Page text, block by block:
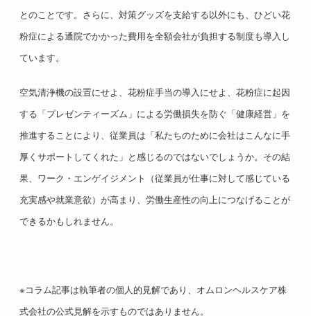
とのことです。さらに、対策グッズを支給する以外にも、ひどい花
粉症による通院でかかった費用を全額会社が負担する制度も導入し
ています。
空気清浄機の設置にせよ、花粉症手当の導入にせよ、花粉症に起因
する「プレゼンティーズム」による労働損失を防ぐ「健康経営」を
推進することにより、従業員は「私たちのために会社はこんなに手
厚くサポートしてくれた」と感じるのではないでしょうか。その結
果、ワーク・エンゲイジメント（従業員が仕事に対して感じている
充実感や就業意欲）が高まり、労働生産性の向上につなげることが
できるかもしれません。
※コラム記事は執筆者の個人的見解であり、オムロンヘルスケア株
式会社の公式見解を示すものではありません。